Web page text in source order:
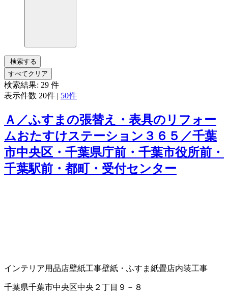
検索する
すべてクリア
検索結果: 29 件
表示件数 20件 | 50件
Ａ／ふすまの張替え・表具のリフォー
ムおたすけステーション３６５／千葉
市中央区・千葉県庁前・千葉市役所前・
千葉駅前・都町・受付センター
インテリア用品店壁紙工事壁紙・ふすま紙畳店内装工事
千葉県千葉市中央区中央２丁目９－８